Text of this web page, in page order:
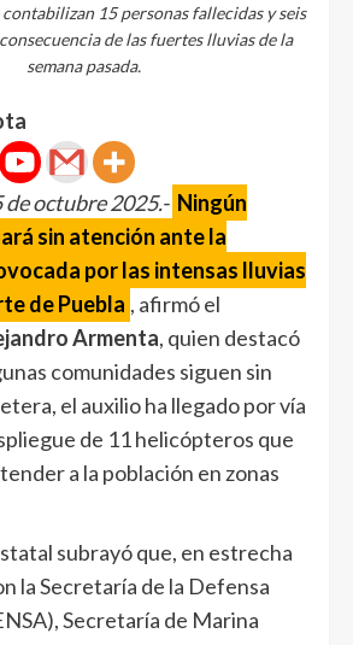
contabilizan 15 personas fallecidas y seis
de las fuertes lluvias de la
semana pasada.
de octubre 2025.- Ningún
sin atención ante la
por las intensas lluvias
de Puebla , afirmó el
Armenta, quien destacó
comunidades siguen sin
el auxilio ha llegado por vía
de 11 helicópteros que
a la población en zonas
subrayó que, en estrecha
la Secretaría de la Defensa
Secretaría de Marina